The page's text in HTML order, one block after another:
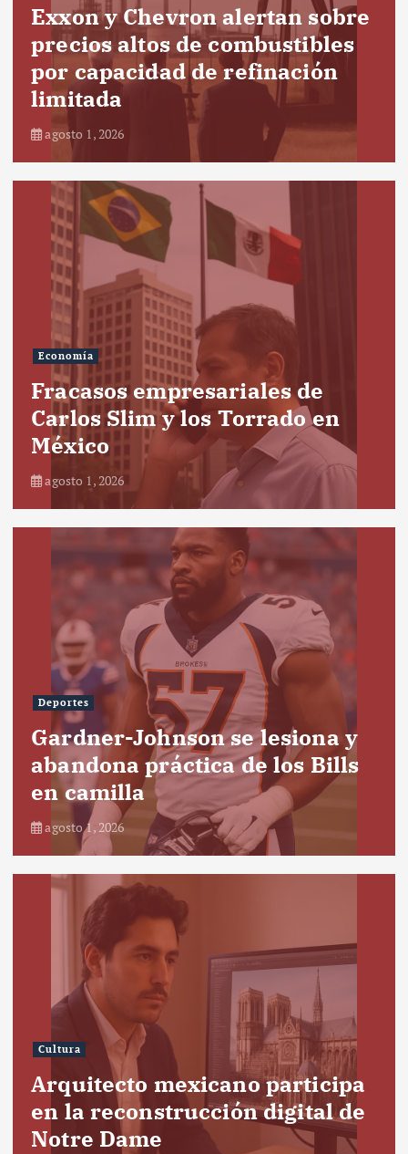
Exxon y Chevron alertan sobre
precios altos de combustibles
por capacidad de refinación
limitada
agosto 1, 2026
Economía
Fracasos empresariales de
Carlos Slim y los Torrado en
México
agosto 1, 2026
Deportes
Gardner-Johnson se lesiona y
abandona práctica de los Bills
en camilla
agosto 1, 2026
Cultura
Arquitecto mexicano participa
en la reconstrucción digital de
Notre Dame